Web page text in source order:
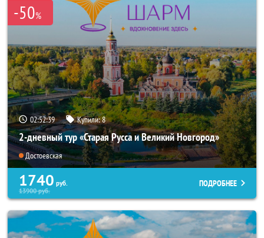
-50%
02:52:38 Купили:8
2-дневный тур «Старая Русса и Великий Новгород»
Достоевская
1740 руб.
13900руб.
ПОДРОБНЕЕ